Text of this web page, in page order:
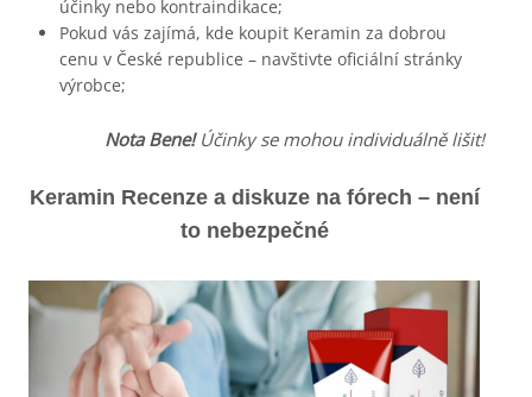
účinky nebo kontraindikace;
Pokud vás zajímá, kde koupit Keramin za dobrou
cenu v České republice – navštivte oficiální stránky
výrobce;
Nota Bene!Účinky se mohou individuálně lišit!
Keramin Recenze a diskuze na fórech – není
to nebezpečné